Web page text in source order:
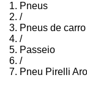
Pneus
/
Pneus de carro
/
Passeio
/
Pneu Pirelli